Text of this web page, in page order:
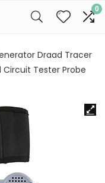
0
Draad Tracer
Circuit Tester Probe